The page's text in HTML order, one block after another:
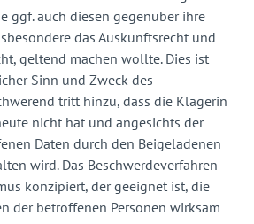
ggf. auch diesen gegenüber ihre
das Auskunftsrecht und
geltend machen wollte. Dies ist
Sinn und Zweck des
tritt hinzu, dass die Klägerin
nicht hat und angesichts der
Daten durch den Beigeladenen
wird. Das Beschwerdeverfahren
konzipiert, der geeignet ist, die
der betroffenen Personen wirksam